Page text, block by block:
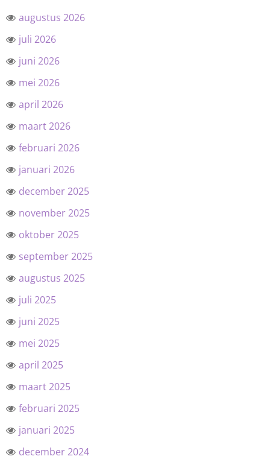
augustus 2026
juli 2026
juni 2026
mei 2026
april 2026
maart 2026
februari 2026
januari 2026
december 2025
november 2025
oktober 2025
september 2025
augustus 2025
juli 2025
juni 2025
mei 2025
april 2025
maart 2025
februari 2025
januari 2025
december 2024